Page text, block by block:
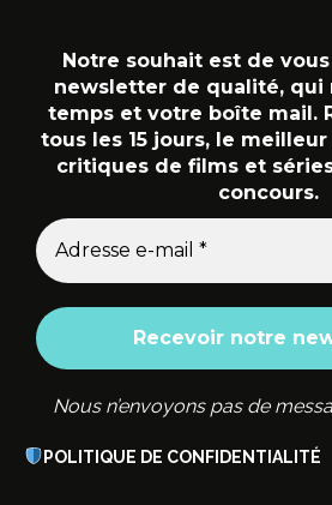
Notre souhait est de
newsletter de qualité, qui
temps et votre boîte mail.
tous les 15 jours, le
critiques de films et
concours.
Nous n’envoyons pas de
POLITIQUE DE CONFIDENTIALITÉ